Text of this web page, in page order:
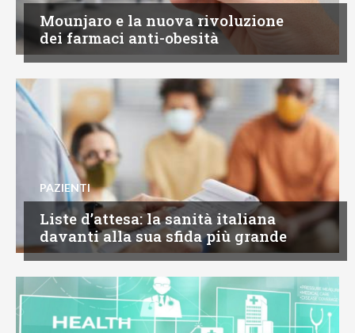
Mounjaro e la nuova rivoluzione
dei farmaci anti-obesità
PAZIENTI
Liste d’attesa: la sanità italiana
davanti alla sua sfida più grande